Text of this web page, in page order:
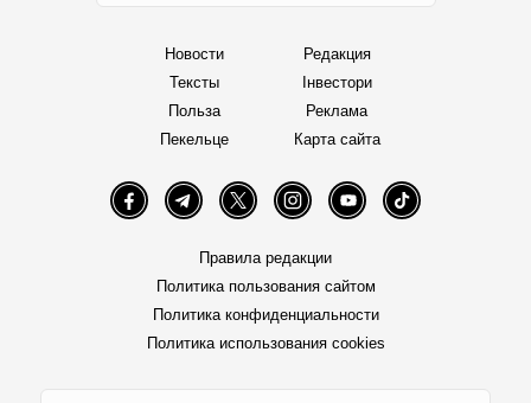
Новости
Тексты
Польза
Пекельце
Редакция
Інвестори
Реклама
Карта сайта
FacebookTelegramTwitter InstagramYouTube TikTok
Правила редакции
Политика пользования сайтом
Политика конфиденциальности
Политика использования cookies